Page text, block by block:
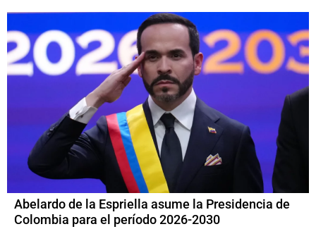
Abelardo de la Espriella asume la Presidencia de
Colombia para el período 2026-2030